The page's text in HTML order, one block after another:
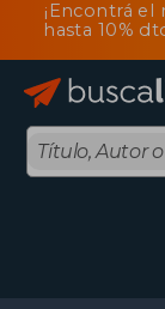
¡Encontrá
hasta 10%